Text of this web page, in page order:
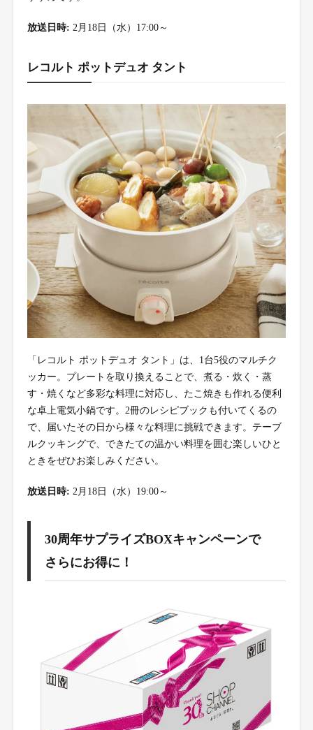
放送日時: 2月18日（水）17:00～
レコルト ポットデュオ タント
「レコルト ポットデュオ タント」は、1台5役のマルチク
ッカー。プレートを取り換えることで、煮る・炊く・蒸
す・焼くなど多彩な料理に対応し、たこ焼きも作れる便利
な卓上電気小鍋です。2冊のレシピブックも付いてくるの
で、届いたその日から様々な料理に挑戦できます。テーブ
ルクッキングで、できたての温かい料理を囲む楽しいひと
ときをぜひお楽しみください。
放送日時: 2月18日（水）19:00～
30周年サプライズBOXキャンペーンで
さらにお得に！